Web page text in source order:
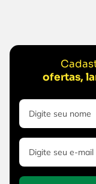
ofertas,